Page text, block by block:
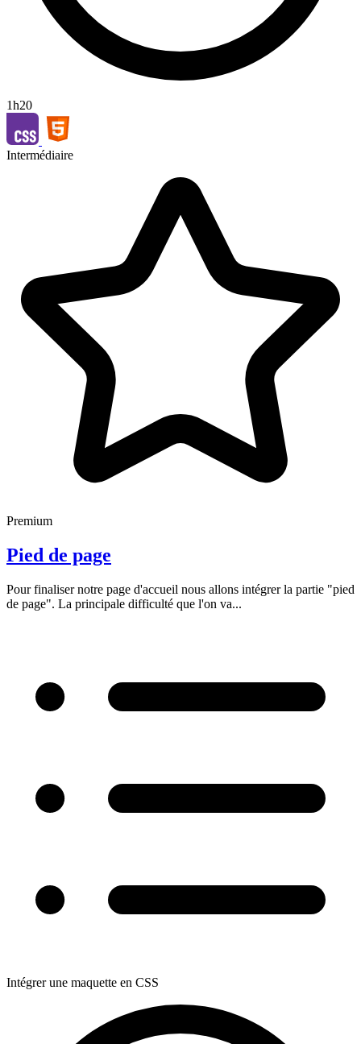
1h20
Intermédiaire
Premium
Pied de page
Pour finaliser notre page d'accueil nous allons intégrer la partie "pied
de page". La principale difficulté que l'on va...
Intégrer une maquette en CSS